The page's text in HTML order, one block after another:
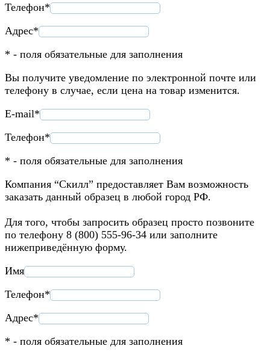
Телефон*
Адрес*
* - поля обязательные для заполнения
Вы получите уведомление по электронной почте или
телефону в случае, если цена на товар изменится.
E-mail*
Телефон*
* - поля обязательные для заполнения
Компания “Скилл” предоставляет Вам возможность
заказать данный образец в любой город РФ.
Для того, чтобы запросить образец просто позвоните
по телефону 8 (800) 555-96-34 или заполните
нижеприведённую форму.
Имя
Телефон*
Адрес*
* - поля обязательные для заполнения